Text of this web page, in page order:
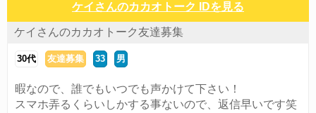
ケイさんのカカオトーク IDを見る
ケイさんのカカオトーク友達募集
30代 友達募集 33 男
暇なので、誰でもいつでも声かけて下さい！
スマホ弄るくらいしかする事ないので、返信早いです笑